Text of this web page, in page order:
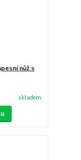
nůž s
skladem